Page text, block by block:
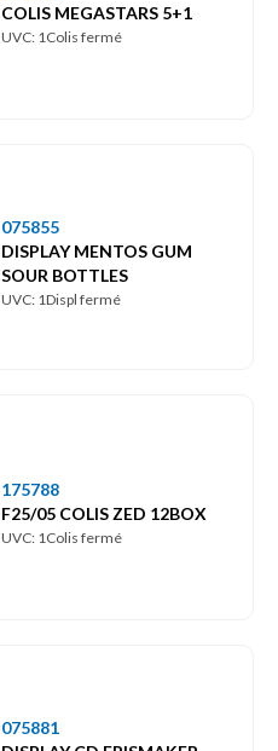
COLIS MEGASTARS 5+1
UVC: 1Colis fermé
075855
DISPLAY MENTOS GUM
SOUR BOTTLES
UVC: 1Displ fermé
175788
F25/05 COLIS ZED 12BOX
UVC: 1Colis fermé
075881